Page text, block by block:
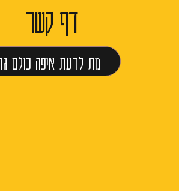
דף קשר
מת לדעת איפה כולם